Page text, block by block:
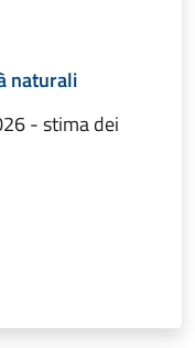
naturali
- stima dei